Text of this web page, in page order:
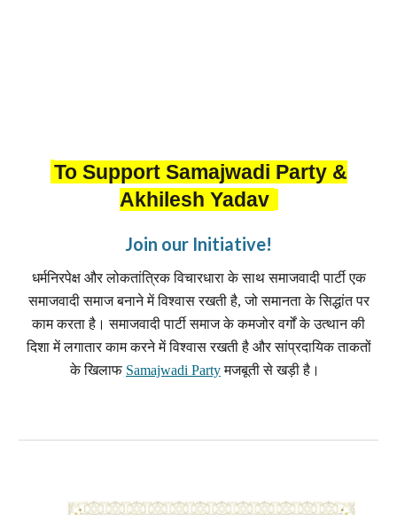
To Support Samajwadi Party &
Akhilesh Yadav
Join our Initiative!
धर्मनिरपेक्ष और लोकतांत्रिक विचारधारा के साथ समाजवादी पार्टी एक
समाजवादी समाज बनाने में विश्वास रखती है, जो समानता के सिद्धांत पर
काम करता है। समाजवादी पार्टी समाज के कमजोर वर्गों के उत्थान की
दिशा में लगातार काम करने में विश्वास रखती है और सांप्रदायिक ताकतों
के खिलाफ Samajwadi Partyमजबूती से खड़ी है।